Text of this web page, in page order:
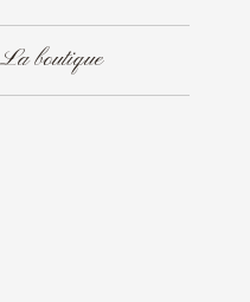
La boutique